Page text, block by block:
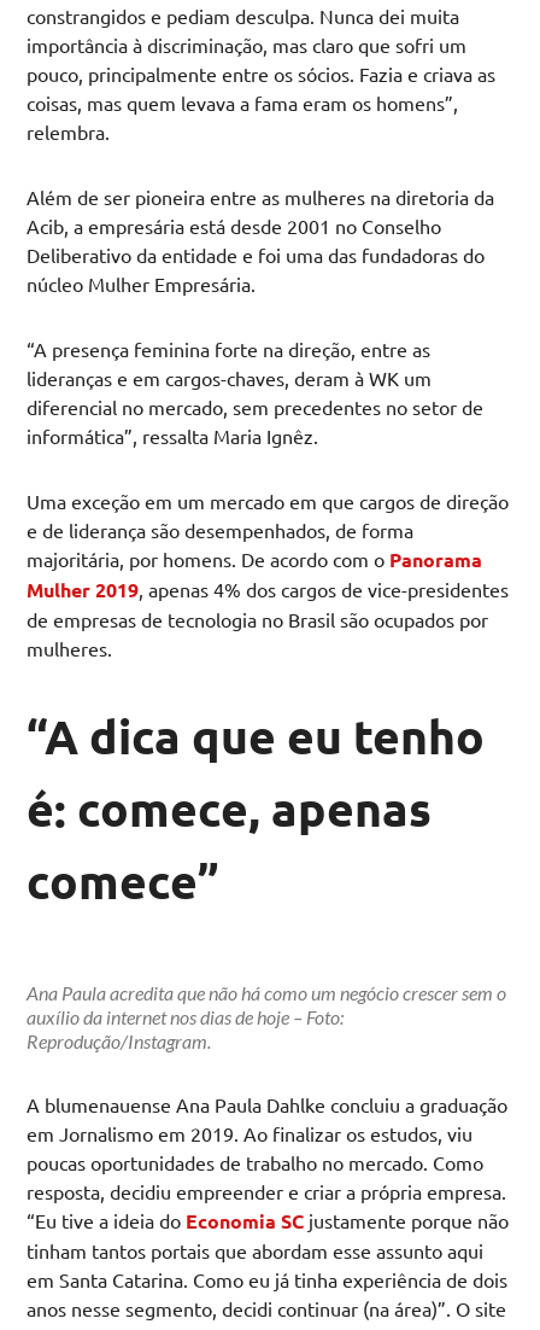
constrangidos e pediam desculpa. Nunca dei muita
importância à discriminação, mas claro que sofri um
pouco, principalmente entre os sócios. Fazia e criava as
coisas, mas quem levava a fama eram os homens”,
relembra.
Além de ser pioneira entre as mulheres na diretoria da
Acib, a empresária está desde 2001 no Conselho
Deliberativo da entidade e foi uma das fundadoras do
núcleo Mulher Empresária.
“A presença feminina forte na direção, entre as
lideranças e em cargos-chaves, deram à WK um
diferencial no mercado, sem precedentes no setor de
informática”, ressalta Maria Ignêz.
Uma exceção em um mercado em que cargos de direção
e de liderança são desempenhados, de forma
majoritária, por homens. De acordo com o Panorama
Mulher 2019 , apenas 4% dos cargos de vice-presidentes
de empresas de tecnologia no Brasil são ocupados por
mulheres.
“A dica que eu tenho
é: comece, apenas
comece”
Ana Paula acredita que não há como um negócio crescer sem o
auxílio da internet nos dias de hoje – Foto:
Reprodução/Instagram.
A blumenauense Ana Paula Dahlke concluiu a graduação
em Jornalismo em 2019. Ao finalizar os estudos, viu
poucas oportunidades de trabalho no mercado. Como
resposta, decidiu empreender e criar a própria empresa.
“Eu tive a ideia do Economia SC justamente porque não
tinham tantos portais que abordam esse assunto aqui
em Santa Catarina. Como eu já tinha experiência de dois
anos nesse segmento, decidi continuar (na área)”. O site